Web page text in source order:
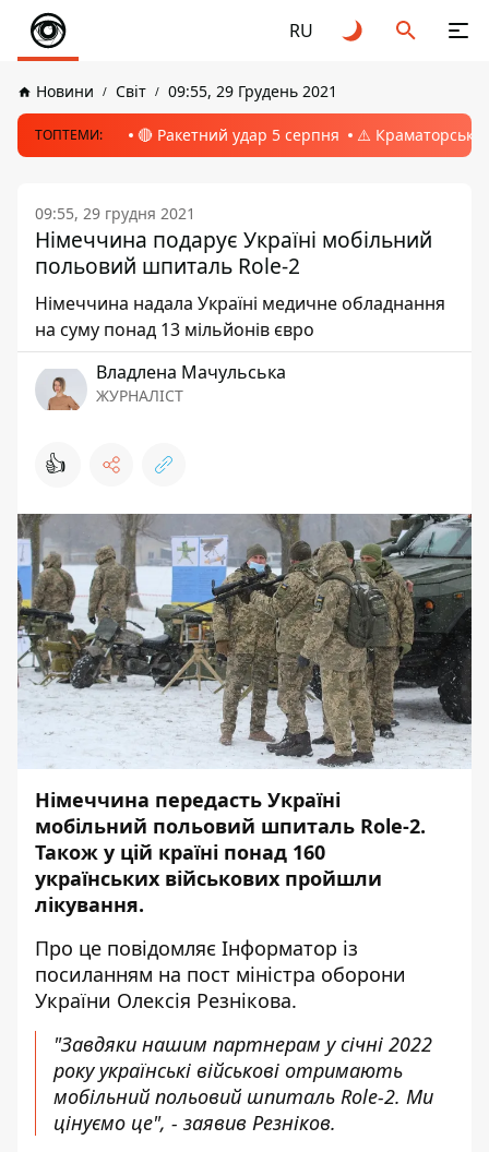
RU
Новини Світ 09:55, 29 Грудень 2021
ТОПТЕМИ: 🔴 Ракетний удар 5 серпня ⚠️ Краматорськ,
09:55, 29 грудня 2021
Німеччина подарує Україні мобільний
польовий шпиталь Role-2
Німеччина надала Україні медичне обладнання
на суму понад 13 мільйонів євро
Владлена Мачульська
ЖУРНАЛІСТ
👍
Німеччина передасть Україні
мобільний польовий шпиталь Role-2.
Також у цій країні понад 160
українських військових пройшли
лікування.
Про це повідомляє Інформатор із
посиланням на пост міністра оборони
України Олексія Резнікова.
"Завдяки нашим партнерам у січні 2022
року українські військові отримають
мобільний польовий шпиталь Role-2. Ми
цінуємо це", - заявив Резніков.